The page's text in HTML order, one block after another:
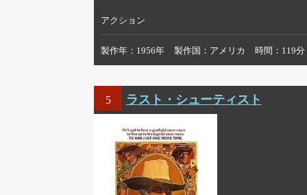
アクション
製作年 1956年 製作国 アメリカ 時間 119分
5 ラスト・シューティスト